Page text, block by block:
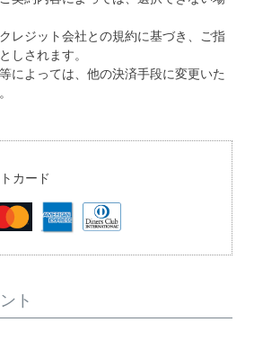
レジット会社との規約に基づき、ご指
しされます。
によっては、他の決済手段に変更いた
カード
ト